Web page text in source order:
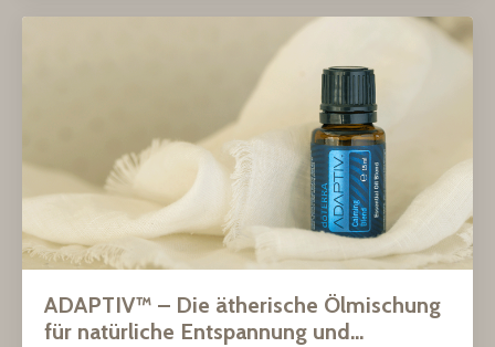
ADAPTIV™ – Die ätherische Ölmischung
für natürliche Entspannung und...